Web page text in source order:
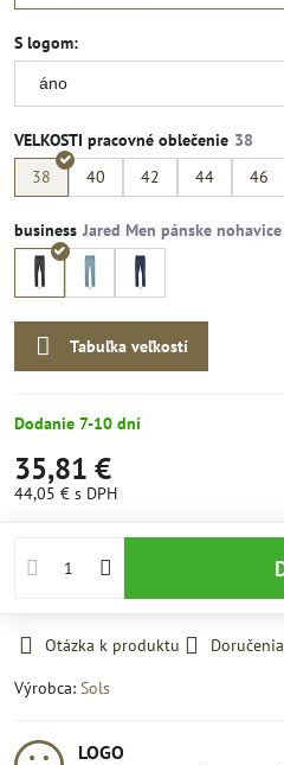
S logom:
VELKOSTI pracovné oblečenie
38
40 42 44 46
business
Tabuľka veľkostí
Dodanie 7-10 dní
35,81 €
44,05 € s DPH
Otázka k produktu
Doručenia
Výrobca: Sols
LOGO